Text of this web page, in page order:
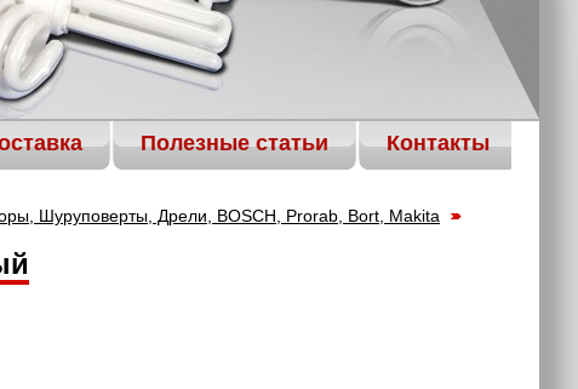
Полезные статьи Контакты
Шуруповерты, Дрели, BOSCH, Prorab, Bort, Makita